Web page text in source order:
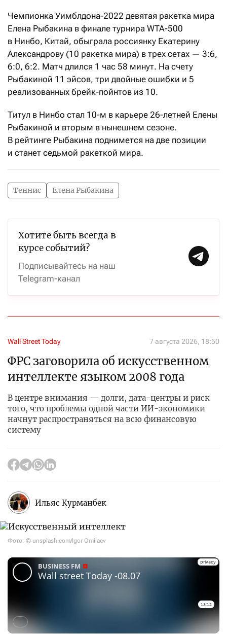
Чемпионка Уимблдона-2022 девятая ракетка мира
Елена Рыбакина в финале турнира WTA-500
в Нинбо, Китай, обыграла россиянку Екатерину
Александрову (10 ракетка мира) в трех сетах — 3:6,
6:0, 6:2. Матч длился 1 час 58 минут. На счету
Рыбакиной 11 эйсов, три двойные ошибки и 5
реализованных брейк-пойнтов из 10.
Титул в Нинбо стал 10-м в карьере 26-летней Елены
Рыбакиной и вторым в нынешнем сезоне.
В рейтинге Рыбакина поднимется на две позиции
и станет седьмой ракеткой мира.
Теннис Елена Рыбакина
Хотите быть всегда в
курсе событий?
Подписывайтесь на наш
Telegram-канал
Wall Street Today 7 августа 2026, 18:50
ФРС заговорила об искусственном
интеллекте языком 2008 года
В центре внимания — долги, дата-центры и риск
того, что проблемы одной части ИИ-экономики
начнут распространяться на всю финансовую
систему
Ильяс Курманбек
Фото: © unsplash.com/Igor Omilaev